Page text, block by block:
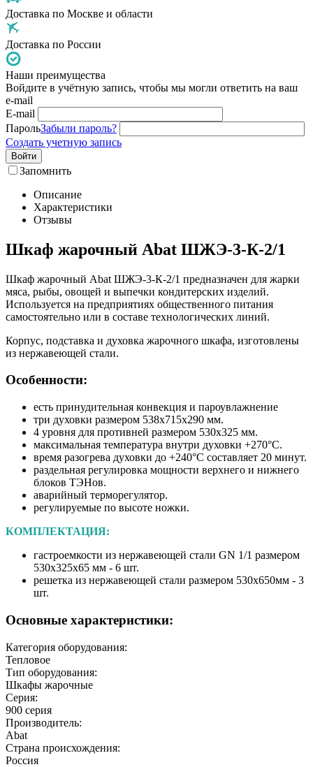
Доставка по Москве и области
Доставка по России
Наши преимущества
Войдите в учётную запись, чтобы мы могли ответить на ваш
e-mail
E-mail
ПарольЗабыли пароль?
Создать учетную запись
Войти
Запомнить
Описание
Характеристики
Отзывы
Шкаф жарочный Abat ШЖЭ-3-К-2/1
Шкаф жарочный Abat ШЖЭ-3-К-2/1 предназначен для жарки
мяса, рыбы, овощей и выпечки кондитерских изделий.
Используется на предприятиях общественного питания
самостоятельно или в составе технологических линий.
Корпус, подставка и духовка жарочного шкафа, изготовлены
из нержавеющей стали.
Особенности:
есть принудительная конвекция и пароувлажнение
три духовки размером 538x715x290 мм.
4 уровня для противней размером 530x325 мм.
максимальная температура внутри духовки +270°С.
время разогрева духовки до +240°С составляет 20 минут.
раздельная регулировка мощности верхнего и нижнего
блоков ТЭНов.
аварийный терморегулятор.
регулируемые по высоте ножки.
КОМПЛЕКТАЦИЯ:
гастроемкости из нержавеющей стали GN 1/1 размером
530x325x65 мм - 6 шт.
решетка из нержавеющей стали размером 530х650мм - 3
шт.
Основные характеристики:
Категория оборудования:
Тепловое
Тип оборудования:
Шкафы жарочные
Серия:
900 серия
Производитель:
Abat
Страна происхождения:
Россия